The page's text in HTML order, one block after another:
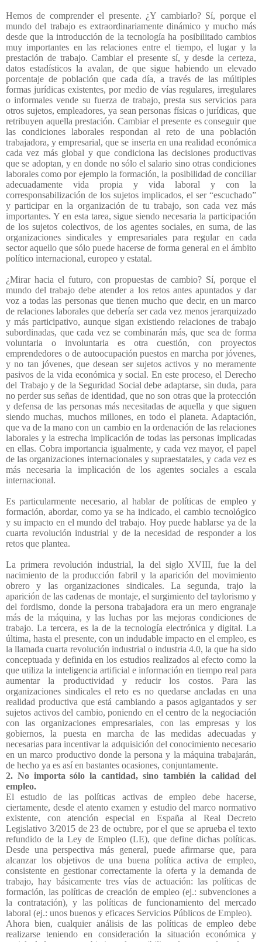
Hemos de comprender el presente. ¿Y cambiarlo? Sí, porque el
mundo del trabajo es extraordinariamente dinámico y mucho más
desde que la introducción de la tecnología ha posibilitado cambios
muy importantes en las relaciones entre el tiempo, el lugar y la
prestación de trabajo. Cambiar el presente sí, y desde la certeza,
datos estadísticos la avalan, de que sigue habiendo un elevado
porcentaje de población que cada día, a través de las múltiples
formas jurídicas existentes, por medio de vías regulares, irregulares
o informales vende su fuerza de trabajo, presta sus servicios para
otros sujetos, empleadores, ya sean personas físicas o jurídicas, que
retribuyen aquella prestación. Cambiar el presente es conseguir que
las condiciones laborales respondan al reto de una población
trabajadora, y empresarial, que se inserta en una realidad económica
cada vez más global y que condiciona las decisiones productivas
que se adoptan, y en donde no sólo el salario sino otras condiciones
laborales como por ejemplo la formación, la posibilidad de conciliar
adecuadamente vida propia y vida laboral y con la
corresponsabilización de los sujetos implicados, el ser “escuchado”
y participar en la organización de tu trabajo, son cada vez más
importantes. Y en esta tarea, sigue siendo necesaria la participación
de los sujetos colectivos, de los agentes sociales, en suma, de las
organizaciones sindicales y empresariales para regular en cada
sector aquello que sólo puede hacerse de forma general en el ámbito
político internacional, europeo y estatal.
¿Mirar hacia el futuro, con propuestas de cambio? Sí, porque el
mundo del trabajo debe atender a los retos antes apuntados y dar
voz a todas las personas que tienen mucho que decir, en un marco
de relaciones laborales que debería ser cada vez menos jerarquizado
y más participativo, aunque sigan existiendo relaciones de trabajo
subordinadas, que cada vez se combinarán más, que sea de forma
voluntaria o involuntaria es otra cuestión, con proyectos
emprendedores o de autoocupación puestos en marcha por jóvenes,
y no tan jóvenes, que desean ser sujetos activos y no meramente
pasivos de la vida económica y social. En este proceso, el Derecho
del Trabajo y de la Seguridad Social debe adaptarse, sin duda, para
no perder sus señas de identidad, que no son otras que la protección
y defensa de las personas más necesitadas de aquella y que siguen
siendo muchas, muchos millones, en todo el planeta. Adaptación,
que va de la mano con un cambio en la ordenación de las relaciones
laborales y la estrecha implicación de todas las personas implicadas
en ellas. Cobra importancia igualmente, y cada vez mayor, el papel
de las organizaciones internacionales y supraestatales, y cada vez es
más necesaria la implicación de los agentes sociales a escala
internacional.
Es particularmente necesario, al hablar de políticas de empleo y
formación, abordar, como ya se ha indicado, el cambio tecnológico
y su impacto en el mundo del trabajo. Hoy puede hablarse ya de la
cuarta revolución industrial y de la necesidad de responder a los
retos que plantea.
La primera revolución industrial, la del siglo XVIII, fue la del
nacimiento de la producción fabril y la aparición del movimiento
obrero y las organizaciones sindicales. La segunda, trajo la
aparición de las cadenas de montaje, el surgimiento del taylorismo y
del fordismo, donde la persona trabajadora era un mero engranaje
más de la máquina, y las luchas por las mejoras condiciones de
trabajo. La tercera, es la de la tecnología electrónica y digital. La
última, hasta el presente, con un indudable impacto en el empleo, es
la llamada cuarta revolución industrial o industria 4.0, la que ha sido
conceptuada y definida en los estudios realizados al efecto como la
que utiliza la inteligencia artificial e información en tiempo real para
aumentar la productividad y reducir los costos. Para las
organizaciones sindicales el reto es no quedarse ancladas en una
realidad productiva que está cambiando a pasos agigantados y ser
sujetos activos del cambio, poniendo en el centro de la negociación
con las organizaciones empresariales, con las empresas y los
gobiernos, la puesta en marcha de las medidas adecuadas y
necesarias para incentivar la adquisición del conocimiento necesario
en un marco productivo donde la persona y la máquina trabajarán,
de hecho ya es así en bastantes ocasiones, conjuntamente.
2. No importa sólo la cantidad, sino también la calidad del
empleo.
El estudio de las políticas activas de empleo debe hacerse,
ciertamente, desde el atento examen y estudio del marco normativo
existente, con atención especial en España al Real Decreto
Legislativo 3/2015 de 23 de octubre, por el que se aprueba el texto
refundido de la Ley de Empleo (LE), que define dichas políticas.
Desde una perspectiva más general, puede afirmarse que, para
alcanzar los objetivos de una buena política activa de empleo,
consistente en gestionar correctamente la oferta y la demanda de
trabajo, hay básicamente tres vías de actuación: las políticas de
formación, las políticas de creación de empleo (ej.: subvenciones a
la contratación), y las políticas de funcionamiento del mercado
laboral (ej.: unos buenos y eficaces Servicios Públicos de Empleo).
Ahora bien, cualquier análisis de las políticas de empleo debe
realizarse teniendo en consideración la situación económica y